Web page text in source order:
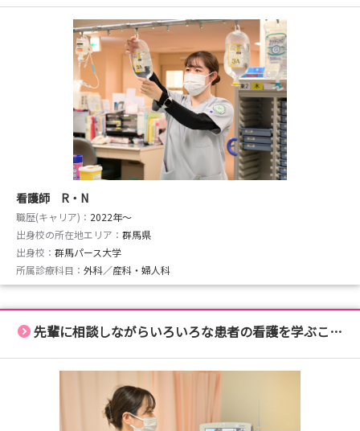
看護師 R・N
職歴(キャリア)： 2022年〜
出身校の所在地エリア： 群馬県
出身校： 群馬パース大学
所属診療科目： 外科／産科・婦人科
先輩に相談しながらいろいろな患者の看護を学ぶことができます